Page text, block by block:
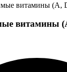
витамины (A,
витамины